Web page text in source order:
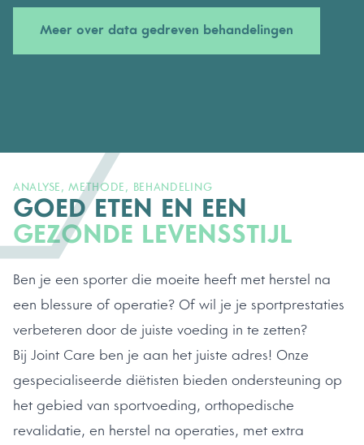
Meer over data gedreven behandelingen
ANALYSE, METHODE, BEHANDELING
GOED ETEN EN EEN
GEZONDE LEVENSSTIJL
Ben je een sporter die moeite heeft met herstel na
een blessure of operatie? Of wil je je sportprestaties
verbeteren door de juiste voeding in te zetten?
Bij Joint Care ben je aan het juiste adres! Onze
gespecialiseerde diëtisten bieden ondersteuning op
het gebied van sportvoeding, orthopedische
revalidatie, en herstel na operaties, met extra